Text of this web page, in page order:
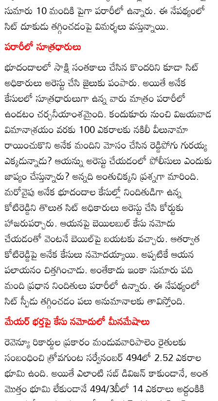
సుమారు 10 మందికి పైగా పరారీలో ఉన్నారు. ఈ నేపథ్యంలో
సిట్‌ దూకుడు తగ్గించడంపై విమర్శలు వస్తున్నాయి.
పరారీలో సూత్రధారులు
భూదందాలలో సాక్షి సంతకాలు చేసిన కొందరిని కూడా సిట్‌
అధికారులు అరెస్టు చేసి జైలుకు పంపారు. అయితే అనేక
కేసులలో సూత్రధారులుగా ఉన్న వారు మాత్రం పరారీలో
ఉండటం చర్చనీయాంశమైంది. కందుకూరు నుంచి విజయవాడ
విమానాశ్రయం వరకు 100 ఎకరాలకు నకిలీ వీలునామా
రాయించుకొని అనేక మందిని మోసం చేసిన రెడ్డిపోగు గురయ్య
ఎక్కడున్నాడు? ఆయన్ను అరెస్టు చేయడంలో పోలీసులు ఎందుకు
జాప్యం చేస్తున్నారు? అన్నది అంతుచిక్కని ప్రశ్నగా మారింది.
మరోవైపు అనేక భూదందాల కేసుల్లో నిందితుడిగా ఉన్న
కోటిరెడ్డిని తొలుత సిట్‌ అధికారులు అరెస్టు చేసి కోర్టుకు
హాజరుపర్చారు. ఆయనపై బెయిలబుల్‌ కేసు నమోదు
చేయడంతో వెంటనే బెయిల్‌పై బయటకు వచ్చారు. ఆతర్వాత
కోటిరెడ్డిపై అనేక కేసులు నమోదయ్యాయి. అప్పటికే ఆయన
పలాయనం చిత్తగించాడు. అంతేకాదు ఇంకా సుమారు పది
మంది ప్రధాన నిందితులు పరారీలో ఉన్నారు. ఈ నేపథ్యంలో
సిట్‌ స్పీడు తగ్గించడం పలు అనుమానాలకు తావిస్తోంది.
మేయర్‌ భర్తపై కేసు నమోదులో మీనమేషాలు
రెవెన్యూ రికార్డుల ప్రకారం మండువవారిపాలెం రైతులకు
సంబంధించి త్రోవగుంట సర్వేనంబర్‌ 494లో 2.52 ఎకరాల
భూమి ఉంది. అయితే ఎలాంటి సబ్‌ డివిజన్‌ కాకుండానే, అంత
మొత్తం భూమి లేకుండానే 494/3బీలో 14 ఎకరాలు అద్దంకికి